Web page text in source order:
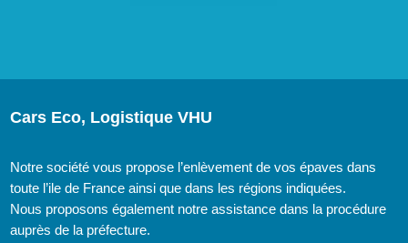
Cars Eco, Logistique VHU
Notre société vous propose l’enlèvement de vos épaves dans
toute l’ile de France ainsi que dans les régions indiquées.
Nous proposons également notre assistance dans la procédure
auprès de la préfecture.